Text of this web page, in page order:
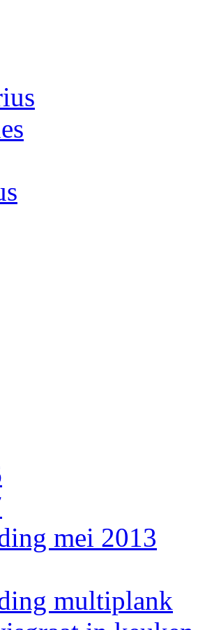
mei 2013
multiplank